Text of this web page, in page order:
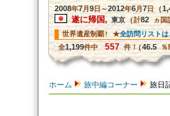
2008年7月 9日～2012年6月 7日 (
遂に帰国, 東京 (計82 ヵ国
世界遺産制覇! ★全訪問リスト
全1,199件中 557 件！(46.5％
ホーム 旅中編コーナー 旅日